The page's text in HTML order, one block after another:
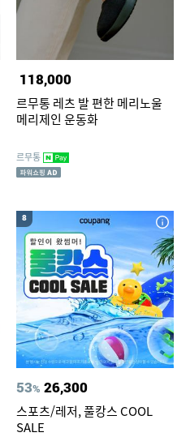
118,000
르무통 레츠 발 편한 메리노울
메리제인 운동화
르무통
8
53% 26,300
스포츠/레저, 풀캉스 COOL
SALE